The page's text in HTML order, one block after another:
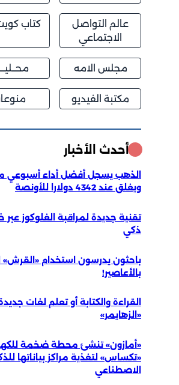
عالم التواصل
الاجتماعي
كتاب
مجلس الامه
مكتبة الفيديو
أحدث الأخبار
الذهب يسجل أفضل أداء أسبوعي
ويغلق عند 4342 دولارا للأونصة
تقنية جديدة لمراقبة الغلوكوز عبر
ذكي
باحثون يدرسون استخدام «القرش»
بالأعاصير!
القراءة والكتابة أو تعلم لغات
«الزهايمر»
«أمازون» تنشئ محطة ضخمة
«تكساس» لتغذية مراكز بياناتها
الاصطناعي